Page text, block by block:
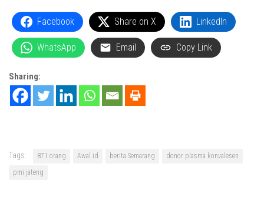
Facebook Share on X LinkedIn
WhatsApp Email Copy Link
Sharing:
Tags: 871 orang Awal.id berita Semarang
donor plasma konvalesen
pmi jateng